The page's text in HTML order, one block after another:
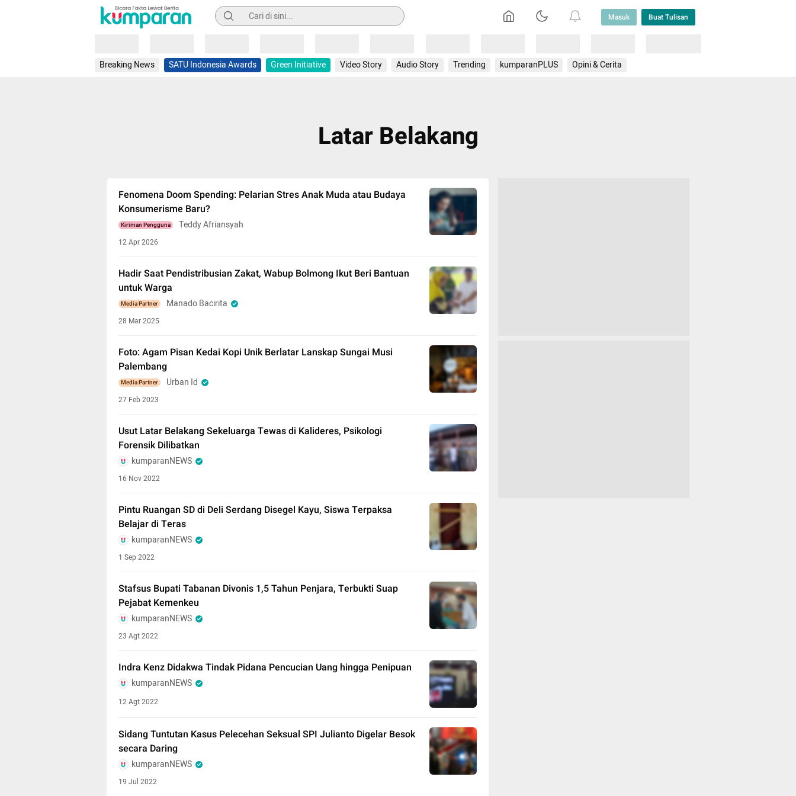
Pencarian Masuk Buat Tulisan
Breaking News SATU Indonesia Awards Green Initiative Video Story Audio Story Trending kumparanPLUS Opini & Cerita
Latar Belakang
Fenomena Doom Spending: Pelarian Stres Anak Muda atau Budaya
Konsumerisme Baru?
Kiriman Pengguna Teddy Afriansyah
12 Apr 2026
Hadir Saat Pendistribusian Zakat, Wabup Bolmong Ikut Beri Bantuan
untuk Warga
Media Partner Manado Bacirita
28 Mar 2025
Foto: Agam Pisan Kedai Kopi Unik Berlatar Lanskap Sungai Musi
Palembang
Media Partner Urban Id
27 Feb 2023
Usut Latar Belakang Sekeluarga Tewas di Kalideres, Psikologi
Forensik Dilibatkan
kumparanNEWS
16 Nov 2022
Pintu Ruangan SD di Deli Serdang Disegel Kayu, Siswa Terpaksa
Belajar di Teras
kumparanNEWS
1 Sep 2022
Stafsus Bupati Tabanan Divonis 1,5 Tahun Penjara, Terbukti Suap
Pejabat Kemenkeu
kumparanNEWS
23 Agt 2022
Indra Kenz Didakwa Tindak Pidana Pencucian Uang hingga Penipuan
kumparanNEWS
12 Agt 2022
Sidang Tuntutan Kasus Pelecehan Seksual SPI Julianto Digelar Besok
secara Daring
kumparanNEWS
19 Jul 2022